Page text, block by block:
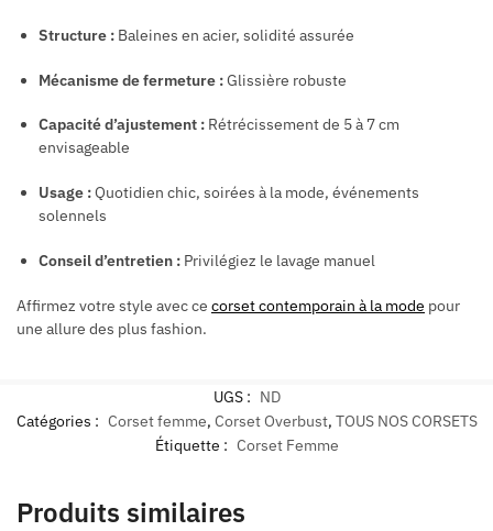
Structure : Baleines en acier, solidité assurée
Mécanisme de fermeture :Glissière robuste
Capacité d’ajustement : Rétrécissement de 5 à 7 cm
envisageable
Usage :Quotidien chic, soirées à la mode, événements
solennels
Conseil d’entretien : Privilégiez le lavage manuel
Affirmez votre style avec ce corset contemporain à la mode pour
une allure des plus fashion.
UGS : ND
Catégories : Corset femme, Corset Overbust, TOUS NOS CORSETS
Étiquette : Corset Femme
Produits similaires